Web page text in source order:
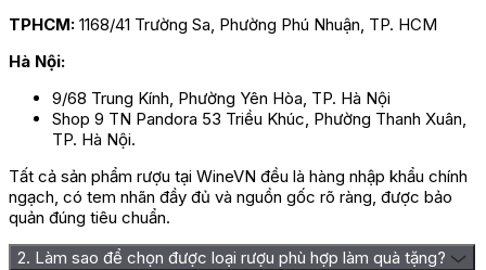
TPHCM: 1168/41 Trường Sa, Phường Phú Nhuận, TP. HCM
Hà Nội:
9/68 Trung Kính, Phường Yên Hòa, TP. Hà Nội
Shop 9 TN Pandora 53 Triều Khúc, Phường Thanh Xuân,
TP. Hà Nội.
Tất cả sản phẩm rượu tại WineVN đều là hàng nhập khẩu chính
ngạch, có tem nhãn đầy đủ và nguồn gốc rõ ràng, được bảo
quản đúng tiêu chuẩn.
2. Làm sao để chọn được loại rượu phù hợp làm quà tặng?